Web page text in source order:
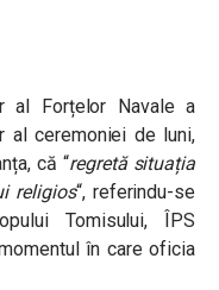
al Forțelor Navale a
al ceremoniei de luni,
că “regretă situația
religios“, referindu-se
Tomisului, ÎPS
în care oficia